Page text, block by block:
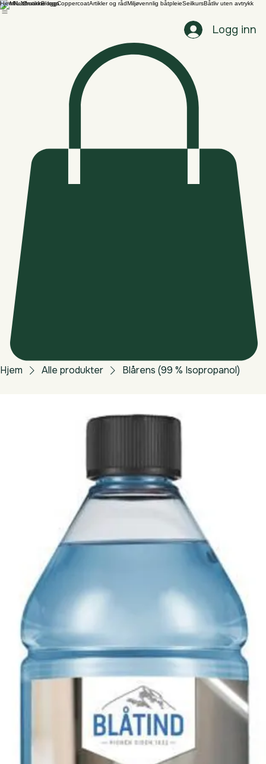
HjemNettbutikkBloggCoppercoatArtikler og rådMiljøvennlig båtpleieSeilkursBåtliv uten avtrykk
Logg inn
Hjem Alle produkter Blårens (99 % Isopropanol)